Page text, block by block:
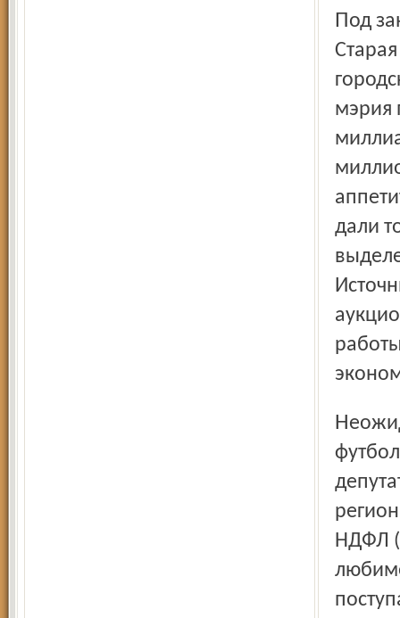
Под занавес стали перекраивать областной бюджет.
мэрия
дали
Неожиданную проблему подкинул областным властям
НДФЛ